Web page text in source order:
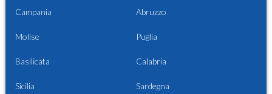
Campania Abruzzo
Molise Puglia
Basilicata Calabria
Sicilia Sardegna